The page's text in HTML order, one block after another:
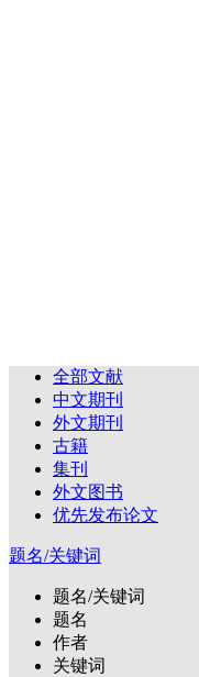
全部文献
中文期刊
外文期刊
古籍
集刊
外文图书
优先发布论文
题名/关键词
题名/关键词
题名
作者
关键词